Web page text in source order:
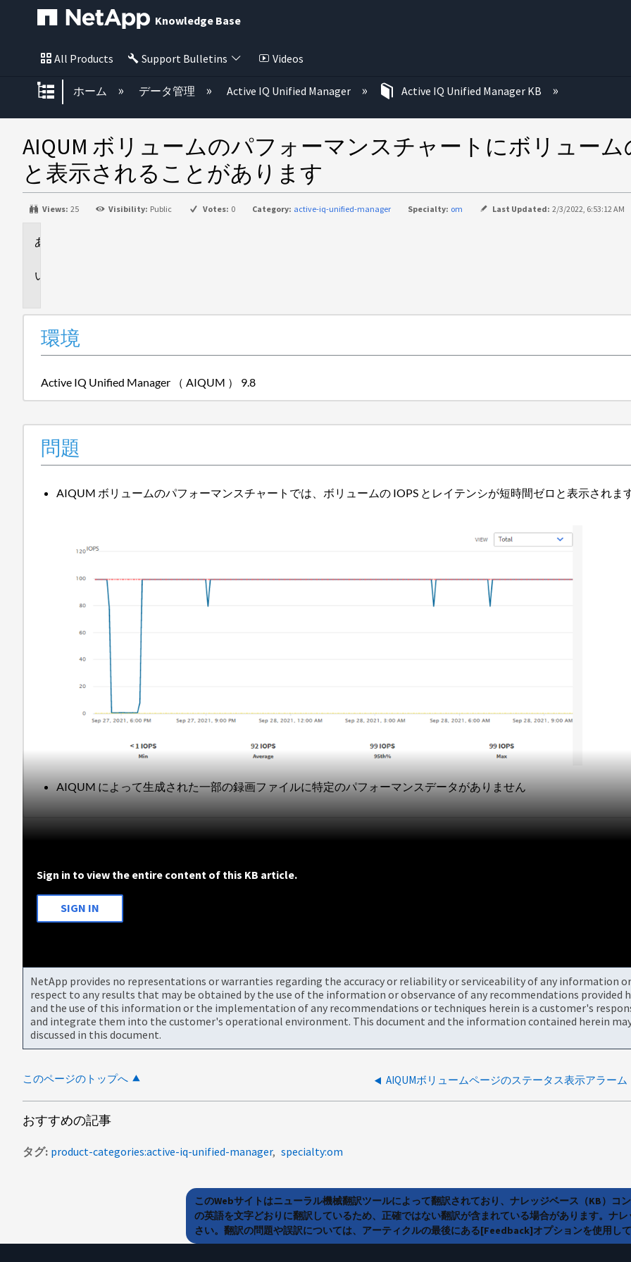
Knowledge Base
All Products Support Bulletins Videos
グローバル階層を展開/折りたたむ
ホーム データ管理 Active IQ Unified Manager Active IQ Unified Manager KB
AIQUM ボリュームのパフォーマンスチャートにボリュー
と表示されることがあります
Views: 25 Visibility: Public Votes: 0 Category: active-iq-unified-manager Specialty: om Last Updated: 2/3/2022, 6:53:12 AM
環境
Active IQ Unified Manager （ AIQUM ） 9.8
問題
AIQUM ボリュームのパフォーマンスチャートでは、ボリュームの IOPS とレイテンシが短時間ゼロと表示されま
AIQUM によって生成された一部の録画ファイルに特定のパフォーマンスデータがありません
Sign in to view the entire content of this KB article.
SIGN IN
NetApp provides no representations or warranties regarding the accuracy or reliability or serviceability of any information
respect to any results that may be obtained by the use of the information or observance of any recommendations
and the use of this information or the implementation of any recommendations or techniques herein is a customer's
and integrate them into the customer's operational environment. This document and the information contained herein
discussed in this document.
このページのトップへ AIQUMボリュームページのステータス表示アラーム
おすすめの記事
タグ product-categories:active-iq-unified-manager specialty:om
このWebサイトはニューラル機械翻訳ツールによって翻訳されており、ナレッジベース（KB）
の英語を文字どおりに翻訳しているため、正確ではない翻訳が含まれている場合があります。ナ
さい。翻訳の問題や誤訳については、アーティクルの最後にある[Feedback]オプションを使用し